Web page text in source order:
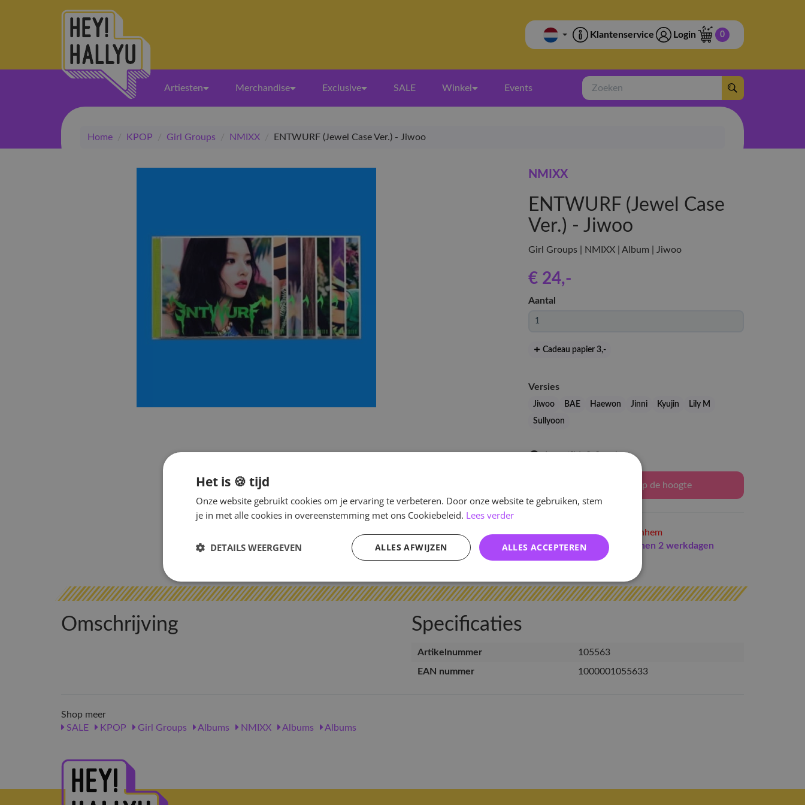
Klantenservice Login 0
Artiesten Merchandise Exclusive SALE Winkel Events
Zoeken
Home / KPOP / Girl Groups / NMIXX / ENTWURF (Jewel Case Ver.) - Jiwoo
NMIXX
ENTWURF (Jewel Case
Ver.) - Jiwoo
Girl Groups | NMIXX | Album | Jiwoo
€ 24,-
Aantal
Cadeau papier 3,-
Versies
Jiwoo BAE Haewon Jinni Kyujin
Lily M
Sullyoon
Levertijd: 2-3 weken
Houd mij op de hoogte
Niet op voorraad
in Arnhem
Indien op voorraad
binnen 2 werkdagen
verzonden
Omschrijving Specificaties
Artikelnummer
105563
EAN nummer
1000001055633
Shop meer
SALE
KPOP Girl Groups Albums NMIXX Albums Albums
Het is 🍪 tijd
Onze website gebruikt cookies om je ervaring te verbeteren. Door onze website te gebruiken, stem
je in met alle cookies in overeenstemming met ons Cookiebeleid. Lees verder
ALLES ACCEPTEREN
ALLES AFWIJZEN
DETAILS WEERGEVEN